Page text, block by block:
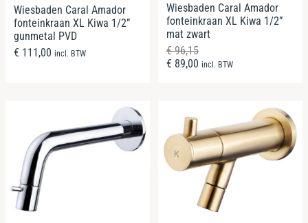
Wiesbaden Caral Amador
fonteinkraan XL Kiwa 1/2”
gunmetal PVD
€ 111,00 incl. BTW
Wiesbaden Caral Amador
fonteinkraan XL Kiwa 1/2”
mat zwart
€96,15
€ 89,00 incl. BTW